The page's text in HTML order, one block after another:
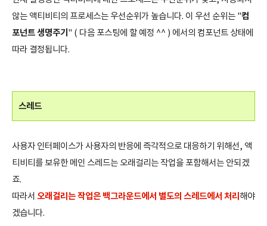
않는 액티비티의 프로세스는 우선순위가 높습니다. 이 우선 순위는 "컴
포넌트 생명주기 " ( 다음 포스팅에 할 예정 ^^ ) 에서의 컴포넌트 상태에
따라 결정됩니다.
스레드
사용자 인터페이스가 사용자의 반응에 즉각적으로 대응하기 위해선, 액
티비티를 보유한 메인 스레드는 오래걸리는 작업을 포함해서는 안되겠
죠.
따라서 오래걸리는 작업은 백그라운드에서 별도의 스레드에서 처리 해야
겠습니다.